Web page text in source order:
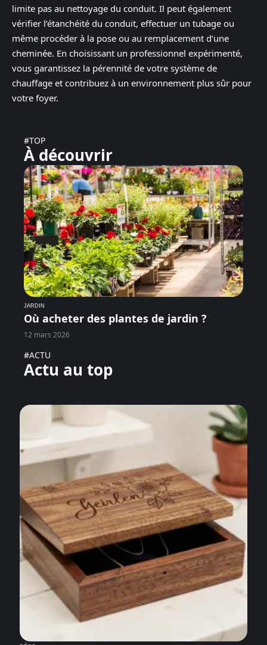
limite pas au nettoyage du conduit. Il peut également
vérifier l’étanchéité du conduit, effectuer un tubage ou
même procéder à la pose ou au remplacement d’une
cheminée. En choisissant un professionnel expérimenté,
vous garantissez la pérennité de votre système de
chauffage et contribuez à un environnement plus sûr pour
votre foyer.
#TOP
À découvrir
JARDIN
Où acheter des plantes de jardin ?
12 mars 2026
#ACTU
Actu au top